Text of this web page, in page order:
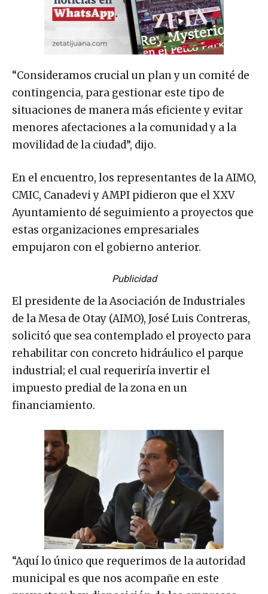
“Consideramos crucial un plan y un comité de
contingencia, para gestionar este tipo de
situaciones de manera más eficiente y evitar
menores afectaciones a la comunidad y a la
movilidad de la ciudad”, dijo.
En el encuentro, los representantes de la AIMO,
CMIC, Canadevi y AMPI pidieron que el XXV
Ayuntamiento dé seguimiento a proyectos que
estas organizaciones empresariales
empujaron con el gobierno anterior.
Publicidad
El presidente de la Asociación de Industriales
de la Mesa de Otay (AIMO), José Luis Contreras,
solicitó que sea contemplado el proyecto para
rehabilitar con concreto hidráulico el parque
industrial; el cual requeriría invertir el
impuesto predial de la zona en un
financiamiento.
“Aquí lo único que requerimos de la autoridad
municipal es que nos acompañe en este